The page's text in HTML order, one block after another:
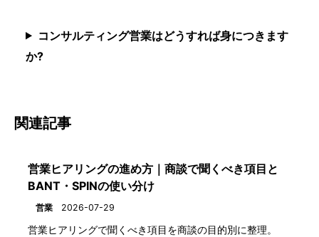
コンサルティング営業はどうすれば身につきます
か?
関連記事
営業ヒアリングの進め方｜商談で聞くべき項目と
BANT・SPINの使い分け
営業 2026-07-29
営業ヒアリングで聞くべき項目を商談の目的別に整理。